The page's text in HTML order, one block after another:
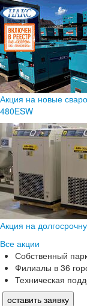
Акция на новые
480ESW
Акция на
Все акции
Собственный
Филиалы в 36
Техническая
оставить заявку